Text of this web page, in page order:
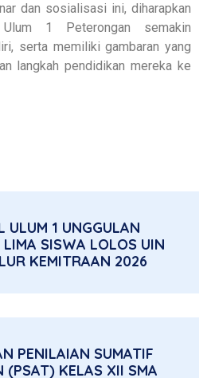
dan sosialisasi ini, diharapkan
1 Peterongan semakin
serta memiliki gambaran yang
langkah pendidikan mereka ke
ULUM 1 UNGGULAN
LIMA SISWA LOLOS UIN
KEMITRAAN 2026
PENILAIAN SUMATIF
(PSAT) KELAS XII SMA